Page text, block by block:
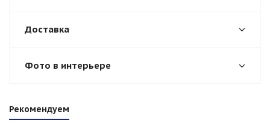
Доставка
Фото в интерьере
Рекомендуем